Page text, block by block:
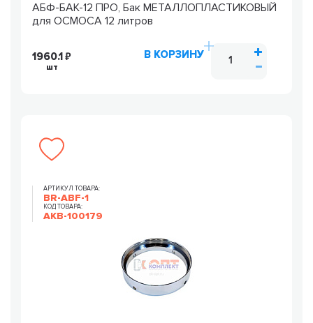
АБФ-БАК-12 ПРО, Бак МЕТАЛЛОПЛАСТИКОВЫЙ
для ОСМОСА 12 литров
1960.1
шт
В КОРЗИНУ
АРТИКУЛ ТОВАРА:
BR-ABF-1
КОД ТОВАРА:
AKB-100179